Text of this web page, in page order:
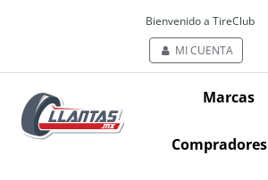
Bienvenido a TireClub
MI CUENTA
Marcas
Compradores